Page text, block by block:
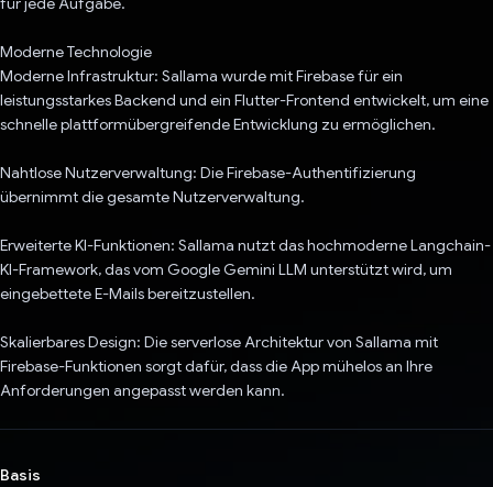
Moderne Technologie
Moderne Infrastruktur: Sallama wurde mit Firebase für ein
leistungsstarkes Backend und ein Flutter-Frontend entwickelt, um eine
schnelle plattformübergreifende Entwicklung zu ermöglichen.
Nahtlose Nutzerverwaltung: Die Firebase-Authentifizierung
übernimmt die gesamte Nutzerverwaltung.
Erweiterte KI-Funktionen: Sallama nutzt das hochmoderne Langchain-
KI-Framework, das vom Google Gemini LLM unterstützt wird, um
eingebettete E-Mails bereitzustellen.
Skalierbares Design: Die serverlose Architektur von Sallama mit
Firebase-Funktionen sorgt dafür, dass die App mühelos an Ihre
Anforderungen angepasst werden kann.
Basis